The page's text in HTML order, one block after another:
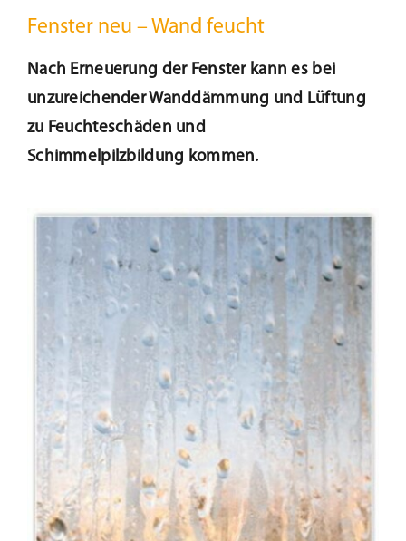
Fensterbänke
Shop
Konfigurator
Unternehmen
Karriere
Nachhaltigkeit
Fenster neu – Wand feucht
Nach Erneuerung der Fenster kann es bei
unzureichender Wanddämmung und Lüftung
zu Feuchteschäden und
Schimmelpilzbildung kommen.